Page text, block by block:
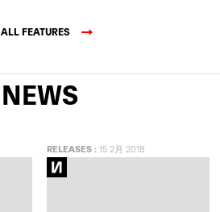
ALL FEATURES
NEWS
RELEASES:15 2月 2018